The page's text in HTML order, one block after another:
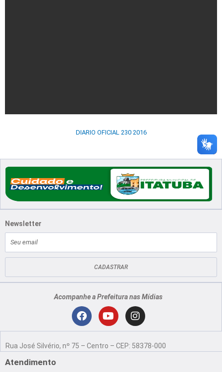
DIARIO OFICIAL 230 2016
Newsletter
mail
CADASTRAR
Acompanhe a Prefeitura nas Mídias
F
c
Y
u
I
n
s
Rua José Silvério, nº 75 – Centro – CEP: 58378-000
Atendimento